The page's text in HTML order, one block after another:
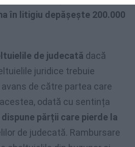
în litigiu depășește 200.000
de judecată dacă
juridice trebuie
de către partea care
odată cu sentința
dispune părții care pierde la
de judecată. Rambursare